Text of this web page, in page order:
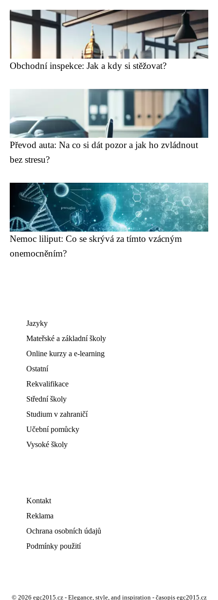
Obchodní inspekce: Jak a kdy si stěžovat?
Převod auta: Na co si dát pozor a jak ho zvládnout
bez stresu?
Nemoc liliput: Co se skrývá za tímto vzácným
onemocněním?
Jazyky
Mateřské a základní školy
Online kurzy a e-learning
Ostatní
Rekvalifikace
Střední školy
Studium v zahraničí
Učební pomůcky
Vysoké školy
Kontakt
Reklama
Ochrana osobních údajů
Podmínky použití
© 2026 egc2015.cz - Elegance, style, and inspiration - časopis egc2015.cz